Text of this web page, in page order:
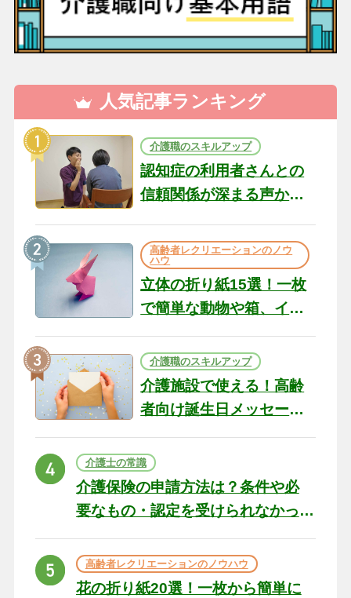
人気記事ランキング
介護職のスキルアップ
認知症の利用者さんとの
信頼関係が深まる声かけ
の現場から（22）
高齢者レクリエーションのノウ
ハウ
立体の折り紙15選！一枚
で簡単な動物や箱、イン
介護職のスキルアップ
介護施設で使える！高齢
者向け誕生日メッセージ
ト
介護士の常識
介護保険の申請方法は？条件や必
要なもの・認定を受けられなかっ
高齢者レクリエーションのノウハウ
花の折り紙20選！一枚から簡単に